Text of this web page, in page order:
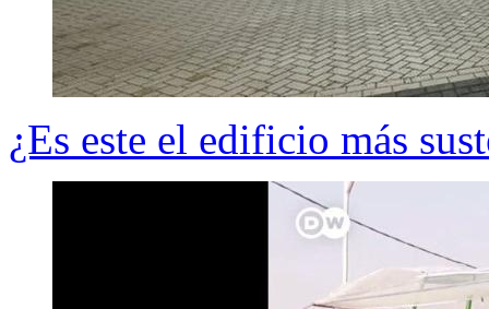
¿Es este el edificio más